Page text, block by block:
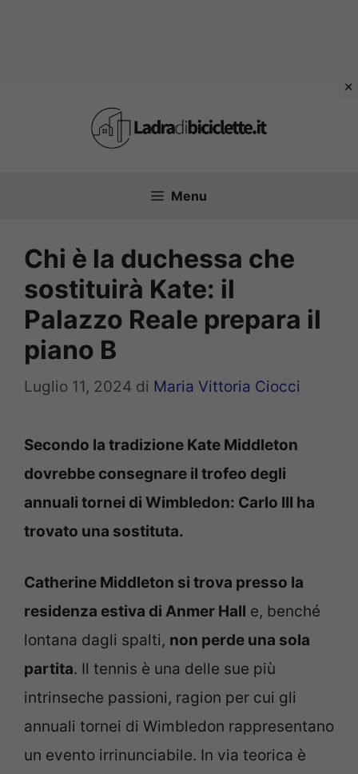
Menu
Chi è la duchessa che
sostituirà Kate: il
Palazzo Reale prepara il
piano B
Luglio 11, 2024 di Maria Vittoria Ciocci
Secondo la tradizione Kate Middleton
dovrebbe consegnare il trofeo degli
annuali tornei di Wimbledon: Carlo III ha
trovato una sostituta.
Catherine Middleton si trova presso la
residenza estiva di Anmer Hall e, benché
lontana dagli spalti, non perde una sola
partita. Il tennis è una delle sue più
intrinseche passioni, ragion per cui gli
annuali tornei di Wimbledon rappresentano
un evento irrinunciabile. In via teorica è